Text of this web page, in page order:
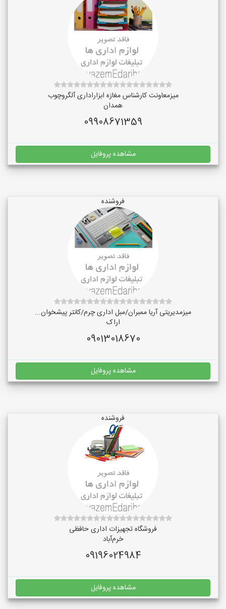
میزمعاونت کارشناس مغازه ابزاراداری آلگروچوب
همدان
09908671359
مشاهده پروفایل
فروشنده
میزمدیریتی آریا ممبران/مبل اداری چرم/کانتر پیشخوان...
اراک
09013018670
مشاهده پروفایل
فروشنده
فروشگاه تجهیزات اداری حافظی
خرم‌آباد
09196024984
مشاهده پروفایل